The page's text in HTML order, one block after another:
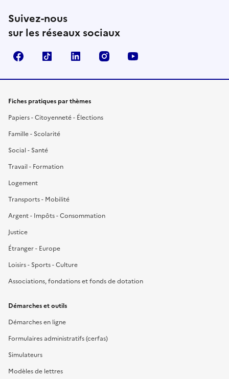
Suivez-nous
sur les réseaux sociaux
FacebookTikTok LinkedIn Instagram
Fiches pratiques par thèmes
Papiers - Citoyenneté - Élections
Famille - Scolarité
Social - Santé
Travail - Formation
Logement
Transports - Mobilité
Argent - Impôts - Consommation
Justice
Étranger - Europe
Loisirs - Sports - Culture
Associations, fondations et fonds de dotation
Démarches et outils
Démarches en ligne
Formulaires administratifs (cerfas)
Simulateurs
Modèles de lettres